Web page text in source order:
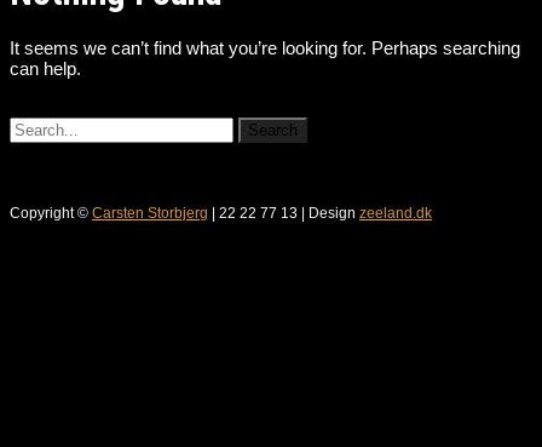
It seems we can’t find what you’re looking for. Perhaps searching
can help.
Copyright © Carsten Storbjerg | 22 22 77 13 | Design zeeland.dk